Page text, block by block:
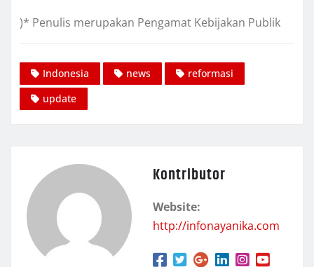
)* Penulis merupakan Pengamat Kebijakan Publik
Indonesia news
reformasi
update
Kontributor
Website:
http://infonayanika.com